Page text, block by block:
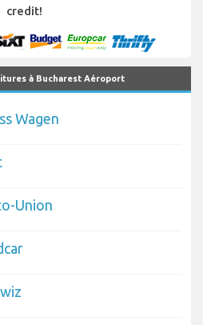
credit!
à Bucharest Aéroport
Wagen
Union